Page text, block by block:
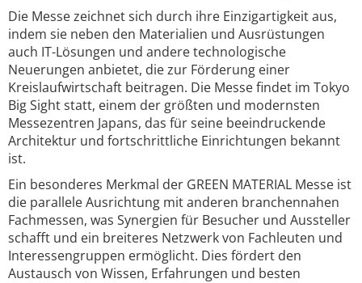
Die Messe zeichnet sich durch ihre Einzigartigkeit aus,
indem sie neben den Materialien und Ausrüstungen
auch IT-Lösungen und andere technologische
Neuerungen anbietet, die zur Förderung einer
Kreislaufwirtschaft beitragen. Die Messe findet im Tokyo
Big Sight statt, einem der größten und modernsten
Messezentren Japans, das für seine beeindruckende
Architektur und fortschrittliche Einrichtungen bekannt
ist.
Ein besonderes Merkmal der GREEN MATERIAL Messe ist
die parallele Ausrichtung mit anderen branchennahen
Fachmessen, was Synergien für Besucher und Aussteller
schafft und ein breiteres Netzwerk von Fachleuten und
Interessengruppen ermöglicht. Dies fördert den
Austausch von Wissen, Erfahrungen und besten